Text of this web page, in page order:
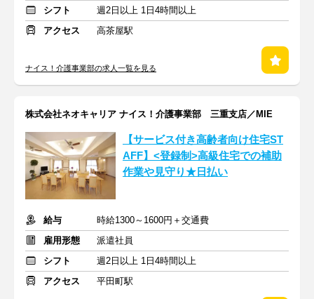
シフト
週2日以上 1日4時間以上
アクセス
高茶屋駅
ナイス！介護事業部の求人一覧を見る
株式会社ネオキャリア ナイス！介護事業部 三重支店／MIE
【サービス付き高齢者向け住宅ST
AFF】<登録制>高級住宅での補助
作業や見守り★日払い
給与
時給1300～1600円＋交通費
雇用形態
派遣社員
シフト
週2日以上 1日4時間以上
アクセス
平田町駅